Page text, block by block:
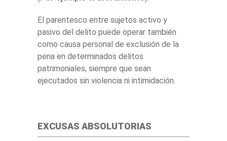
El parentesco entre sujetos activo y
pasivo del delito puede operar también
como causa personal de exclusión de la
pena en determinados delitos
patrimoniales, siempre que sean
ejecutados sin violencia ni intimidación.
EXCUSAS ABSOLUTORIAS